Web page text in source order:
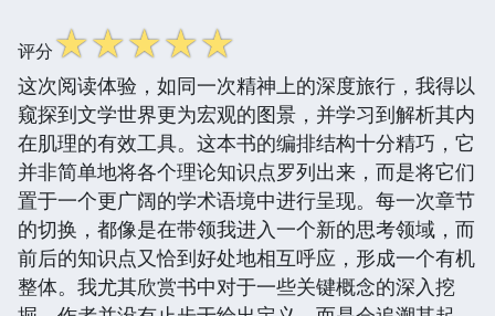
评分☆☆☆☆☆
这次阅读体验，如同一次精神上的深度旅行，我得以
窥探到文学世界更为宏观的图景，并学习到解析其内
在肌理的有效工具。这本书的编排结构十分精巧，它
并非简单地将各个理论知识点罗列出来，而是将它们
置于一个更广阔的学术语境中进行呈现。每一次章节
的切换，都像是在带领我进入一个新的思考领域，而
前后的知识点又恰到好处地相互呼应，形成一个有机
整体。我尤其欣赏书中对于一些关键概念的深入挖